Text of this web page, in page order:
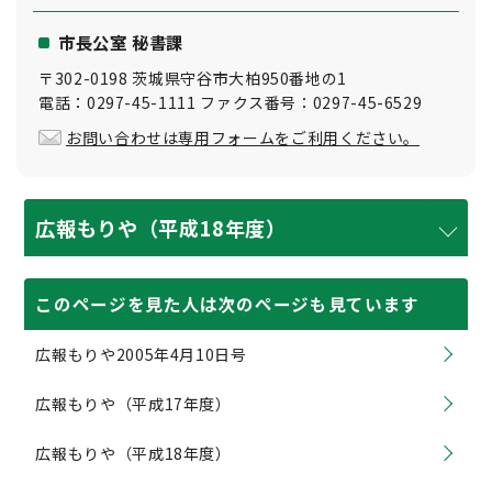
市長公室 秘書課
〒302-0198 茨城県守谷市大柏950番地の1
電話：0297-45-1111 ファクス番号：0297-45-6529
お問い合わせは専用フォームをご利用ください。
広報もりや（平成18年度）
このページを見た人は次のページも見ています
広報もりや2005年4月10日号
広報もりや（平成17年度）
広報もりや（平成18年度）